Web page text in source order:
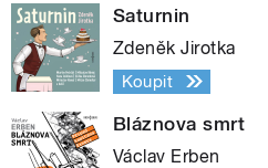
Saturnin
Zdeněk Jirotka
Koupit
Bláznova smrt
Václav Erben